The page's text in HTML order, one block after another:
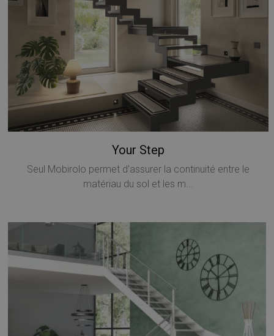
Your Step
Seul Mobirolo permet d'assurer la continuité entre le
matériau du sol et les m...